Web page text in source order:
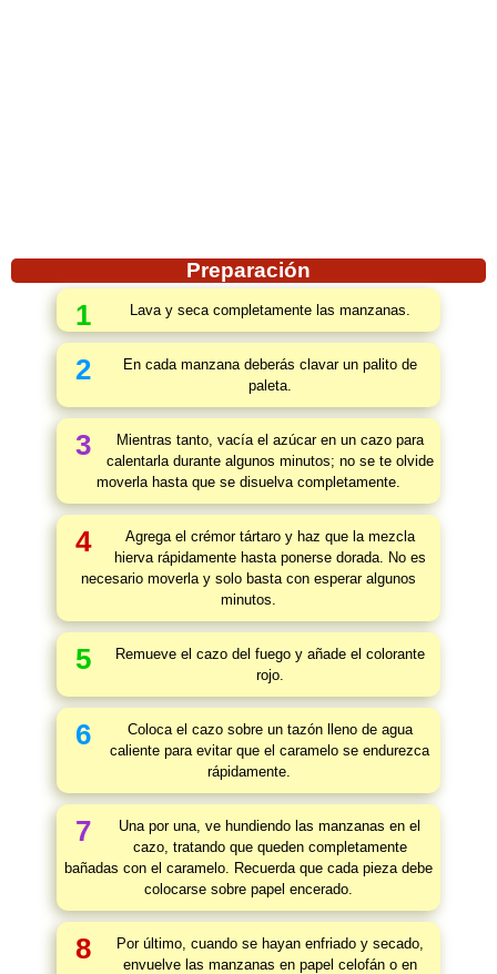
Preparación
1 Lava y seca completamente las manzanas.
2
En cada manzana deberás clavar un palito de
paleta.
3
Mientras tanto, vacía el azúcar en un cazo para
calentarla durante algunos minutos; no se te olvide
moverla hasta que se disuelva completamente.
4
Agrega el crémor tártaro y haz que la mezcla
hierva rápidamente hasta ponerse dorada. No es
necesario moverla y solo basta con esperar algunos
minutos.
5
Remueve el cazo del fuego y añade el colorante
rojo.
6
Coloca el cazo sobre un tazón lleno de agua
caliente para evitar que el caramelo se endurezca
rápidamente.
7
Una por una, ve hundiendo las manzanas en el
cazo, tratando que queden completamente
bañadas con el caramelo. Recuerda que cada pieza debe
colocarse sobre papel encerado.
8
Por último, cuando se hayan enfriado y secado,
envuelve las manzanas en papel celofán o en